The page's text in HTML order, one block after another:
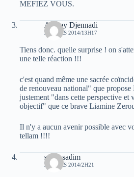
MEFIEZ VOUS.
Amnay Djennadi
21 MARS 2014/13H17
Tiens donc. quelle surprise ! on
une telle réaction !!!
c'est quand même une sacrée
de renouveau national" que propose
justement "dans cette perspective et
objectif" que ce brave Liamine
Il n'y a aucun avenir possible avec
tellam !!!!
sarah sadim
22 MARS 2014/2H21